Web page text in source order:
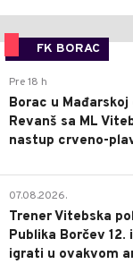
FK BORAC
Pre 18 h
Borac u
Revanš sa ML
nastup crveno-
07.08.2026.
Trener Vitebska
Publika Borčev
igrati u ovakvom